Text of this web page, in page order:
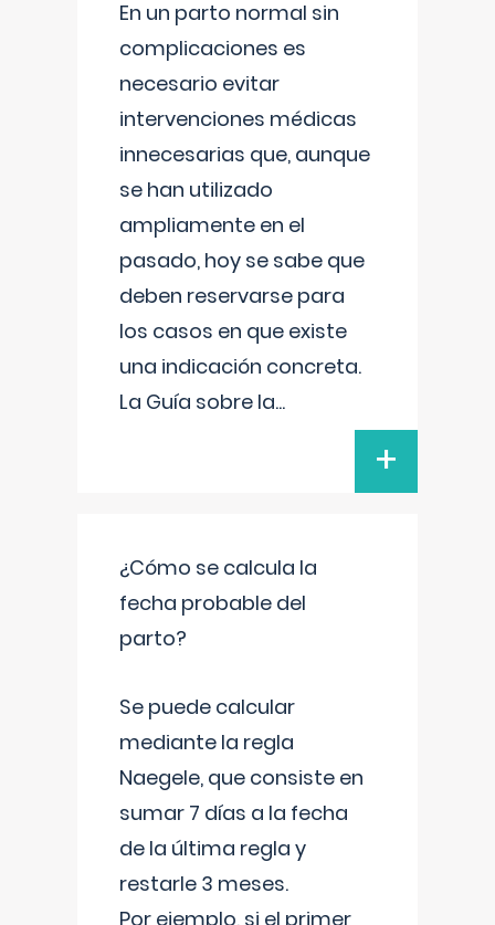
En un parto normal sin
complicaciones es
necesario evitar
intervenciones médicas
innecesarias que, aunque
se han utilizado
ampliamente en el
pasado, hoy se sabe que
deben reservarse para
los casos en que existe
una indicación concreta.
La Guía sobre la...
+
¿Cómo se calcula la
fecha probable del
parto?
Se puede calcular
mediante la regla
Naegele, que consiste en
sumar 7 días a la fecha
de la última regla y
restarle 3 meses.
Por ejemplo, si el primer